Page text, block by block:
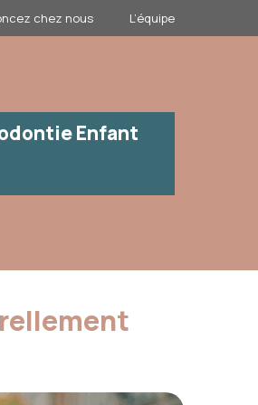
chez nous L’équipe
Enfant